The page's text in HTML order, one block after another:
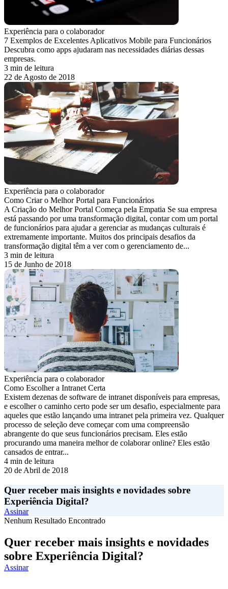
Experiência para o colaborador
7 Exemplos de Excelentes Aplicativos Mobile para Funcionários
Descubra como apps ajudaram nas necessidades diárias dessas
empresas.
3 min de leitura
22 de Agosto de 2018
Experiência para o colaborador
Como Criar o Melhor Portal para Funcionários
A Criação do Melhor Portal Começa pela Empatia Se sua empresa
está passando por uma transformação digital, contar com um portal
de funcionários para ajudar a gerenciar as mudanças culturais é
extremamente importante. Muitos dos principais desafios da
transformação digital têm a ver com o gerenciamento de...
3 min de leitura
15 de Junho de 2018
Experiência para o colaborador
Como Escolher a Intranet Certa
Existem dezenas de software de intranet disponíveis para empresas,
e escolher o caminho certo pode ser um desafio, especialmente para
aqueles que estão lançando uma intranet pela primeira vez. Qualquer
processo de seleção deve começar com uma compreensão
abrangente do que seus funcionários precisam. Eles estão
procurando uma maneira melhor de colaborar online? Eles estão
cansados de entrar...
4 min de leitura
20 de Abril de 2018
Quer receber mais insights e novidades sobre
Experiência Digital?
Assinar
Nenhum Resultado Encontrado
Quer receber mais insights e novidades
sobre Experiência Digital?
Assinar